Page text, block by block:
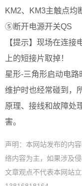
KM2、KM3主触点均
⑤断开电源开关QS
【提示】现场在连
上的短接片取掉！
星形-三角形启动电
维护时也经常碰到，
原理、接线和故障处
害。
声明：本网站发布的内
络内容为主，如果涉及
文章观点不代表本网站